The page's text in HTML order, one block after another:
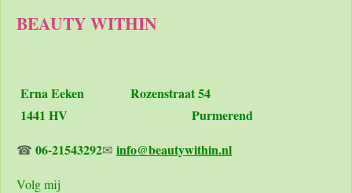
BEAUTY WITHIN
Erna Eeken Rozenstraat 54
1441 HV Purmerend
☎ 06-21543292✉ info@beautywithin.nl
Volg mij